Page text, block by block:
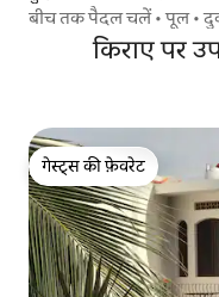
बीच तक पैदल चलें • पूल •
किराए पर
गेस्ट्स की फ़ेवरेट
गेस्ट्स की फ़ेवरेट